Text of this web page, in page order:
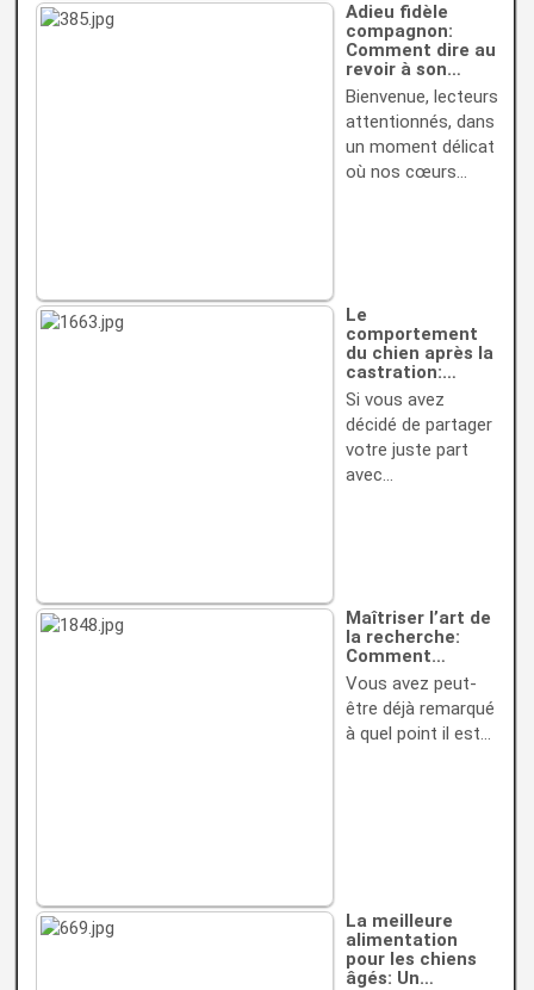
Adieu fidèle
compagnon:
Comment dire au
revoir à son…
Bienvenue, lecteurs
attentionnés, dans
un moment délicat
où nos cœurs…
Le
comportement
du chien après la
castration:…
Si vous avez
décidé de partager
votre juste part
avec…
Maîtriser l’art de
la recherche:
Comment…
Vous avez peut-
être déjà remarqué
à quel point il est…
La meilleure
alimentation
pour les chiens
âgés: Un…